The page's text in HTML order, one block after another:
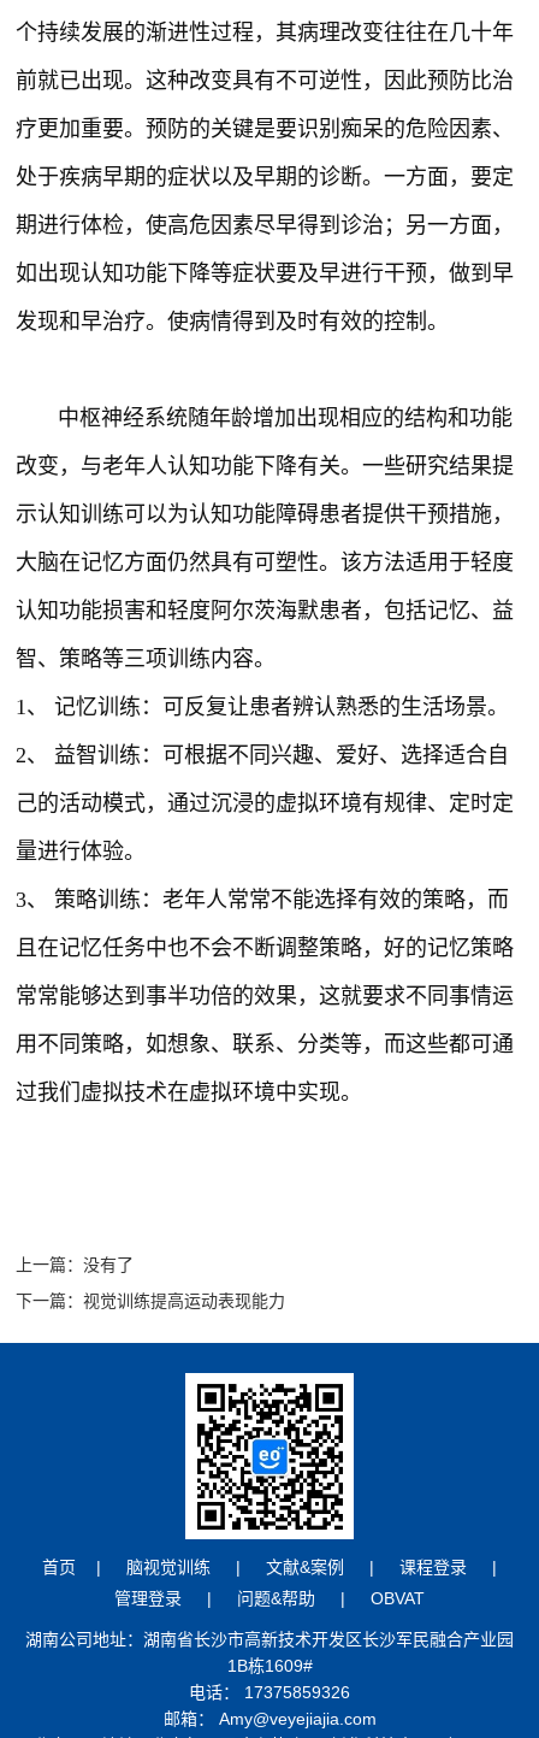
个持续发展的渐进性过程，其病理改变往往在几十年
前就已出现。这种改变具有不可逆性，因此预防比治
疗更加重要。预防的关键是要识别痴呆的危险因素、
处于疾病早期的症状以及早期的诊断。一方面，要定
期进行体检，使高危因素尽早得到诊治；另一方面，
如出现认知功能下降等症状要及早进行干预，做到早
发现和早治疗。使病情得到及时有效的控制。
中枢神经系统随年龄增加出现相应的结构和功能
改变，与老年人认知功能下降有关。一些研究结果提
示认知训练可以为认知功能障碍患者提供干预措施，
大脑在记忆方面仍然具有可塑性。该方法适用于轻度
认知功能损害和轻度阿尔茨海默患者，包括记忆、益
智、策略等三项训练内容。
1、 记忆训练 ：可反复让患者辨认熟悉的生活场景。
2、 益智训练 ：可根据不同兴趣、爱好、选择适合自
己的活动模式，通过沉浸的虚拟环境有规律、定时定
量进行体验。
3、 策略训练 ：老年人常常不能选择有效的策略，而
且在记忆任务中也不会不断调整策略，好的记忆策略
常常能够达到事半功倍的效果，这就要求不同事情运
用不同策略，如想象、联系、分类等，而这些都可通
过我们虚拟技术在虚拟环境中实现。
上一篇：没有了
下一篇：视觉训练提高运动表现能力
首页 | 脑视觉训练 | 文献&案例 | 课程登录
|
管理登录
| 问题&帮助 | OBVAT
湖南公司地址：湖南省长沙市高新技术开发区长沙军民融合产业园
1B栋1609#
电话： 17375859326
邮箱： Amy@veyejiajia.com